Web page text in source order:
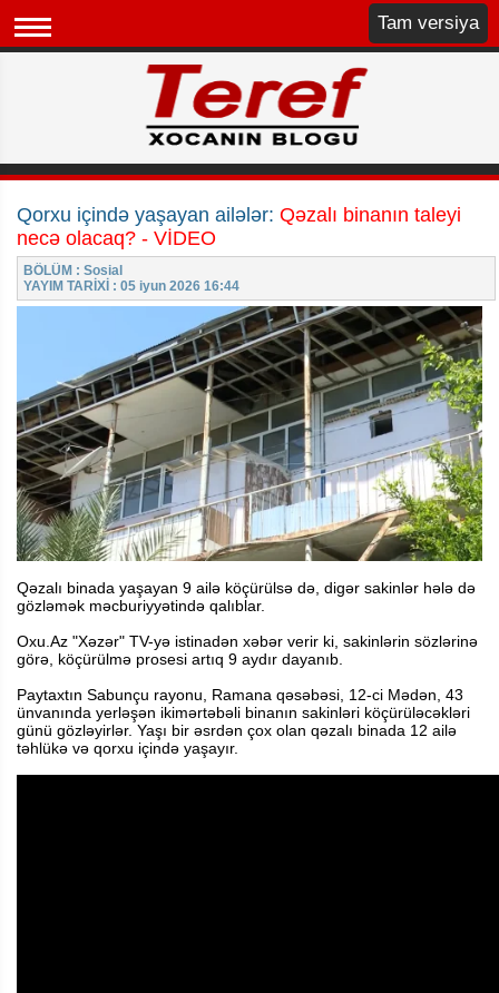
Tam versiya
Qorxu içində yaşayan ailələr: Qəzalı binanın taleyi
necə olacaq? - VİDEO
BÖLÜM : Sosial
YAYIM TARİXİ : 05 iyun 2026 16:44
Qəzalı binada yaşayan 9 ailə köçürülsə də, digər sakinlər hələ də
gözləmək məcburiyyətində qalıblar.
Oxu.Az "Xəzər" TV-yə istinadən xəbər verir ki, sakinlərin sözlərinə
görə, köçürülmə prosesi artıq 9 aydır dayanıb.
Paytaxtın Sabunçu rayonu, Ramana qəsəbəsi, 12-ci Mədən, 43
ünvanında yerləşən ikimərtəbəli binanın sakinləri köçürüləcəkləri
günü gözləyirlər. Yaşı bir əsrdən çox olan qəzalı binada 12 ailə
təhlükə və qorxu içində yaşayır.